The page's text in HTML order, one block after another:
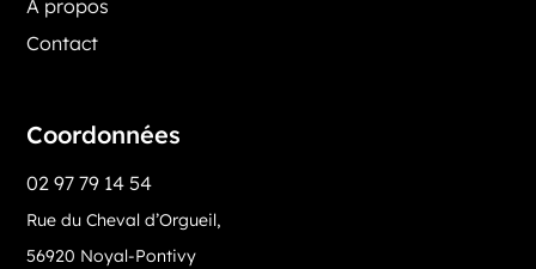
À propos
Contact
Coordonnées
02 97 79 14 54
Rue du Cheval d’Orgueil,
56920 Noyal-Pontivy